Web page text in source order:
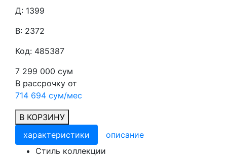
Д: 1399
В: 2372
Код: 485387
7 299 000 сум
В рассрочку от
714 694 сум/мес
В КОРЗИНУ
характеристики
описание
Cтиль коллекции